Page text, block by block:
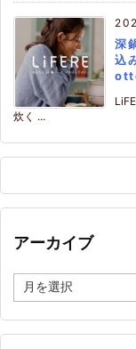
深
込
炊く ...
アーカイブ
ー
イ